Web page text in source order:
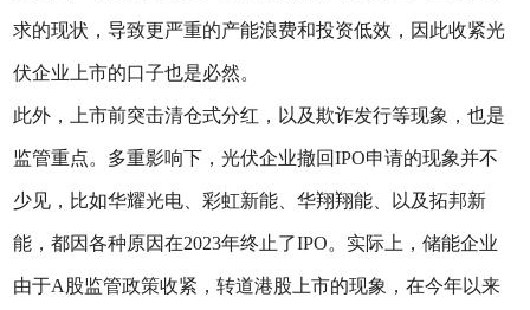
求的现状，导致更严重的产能浪费和投资低效，因此收紧光
伏企业上市的口子也是必然。
此外，上市前突击清仓式分红，以及欺诈发行等现象，也是
监管重点。多重影响下，光伏企业撤回IPO申请的现象并不
少见，比如华耀光电、彩虹新能、华翔翔能、以及拓邦新
能，都因各种原因在2023年终止了IPO。实际上，储能企业
由于A股监管政策收紧，转道港股上市的现象，在今年以来